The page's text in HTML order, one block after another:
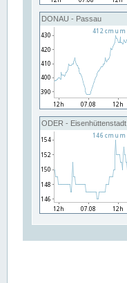
DONAU - Passau
ODER - Eisenhüttenstadt